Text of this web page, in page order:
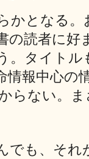
かとなる。
の読者に好
。タイトル
情報中心の
らない。
でも、そ